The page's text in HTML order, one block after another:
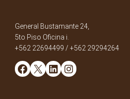
General Bustamante 24,
5to Piso Oficina i.
+562 22694499 / +562 29294264